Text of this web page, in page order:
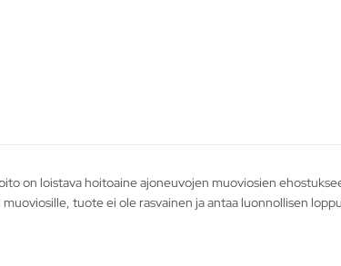
on loistava hoitoaine ajoneuvojen muoviosien
muoviosille, tuote ei ole rasvainen ja antaa luonnollisen